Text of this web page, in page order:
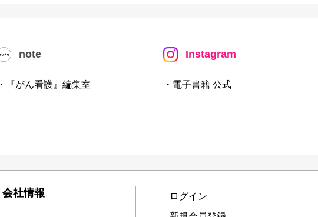
note
・『がん看護』編集室
Instagram
・電子書籍 公式
会社情報
ログイン